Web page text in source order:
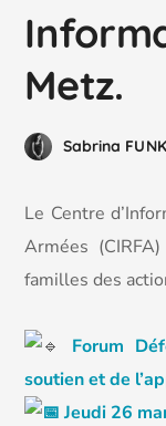
Metz.
Sabrina FUNK
Le Centre
Armées
familles des
Forum
soutien et de
Jeudi 26